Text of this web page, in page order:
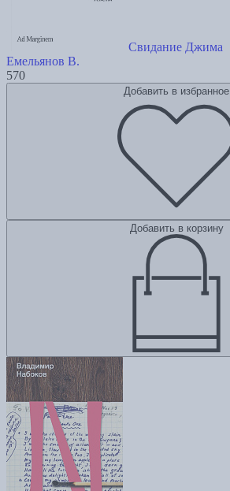
Свидание Джима
Емельянов В.
570
Добавить в избранное
Добавить в корзину